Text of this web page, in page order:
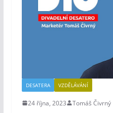
DESATERA VZDĚLÁVÁNÍ
24 října, 2023 Tomáš Čivrný